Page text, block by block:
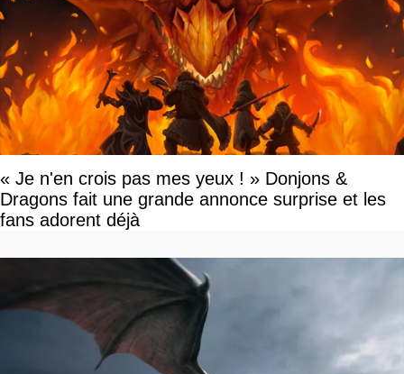
« Je n'en crois pas mes yeux ! » Donjons &
Dragons fait une grande annonce surprise et les
fans adorent déjà